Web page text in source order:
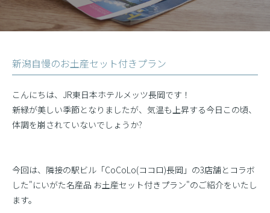
新潟自慢のお土産セット付きプラン
こんにちは、JR東日本ホテルメッツ長岡です！
新緑が美しい季節となりましたが、気温も上昇する今日この頃、
体調を崩されていないでしょうか?
今回は、隣接の駅ビル「CoCoLo(ココロ)長岡」の3店舗とコラボ
した"にいがた名産品 お土産セット付きプラン"のご紹介をいたし
ます。